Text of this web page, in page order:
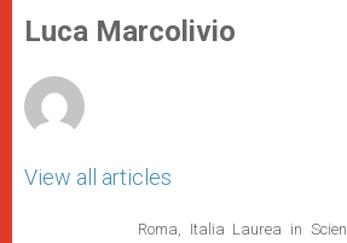
p
p
g
e
o
k
r
Luca Marcolivio
View all articles
Roma, Italia Laurea in